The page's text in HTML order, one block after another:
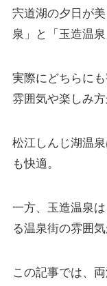
宍道湖の夕日が
泉」と「玉造温
実際にどちらに
雰囲気や楽しみ
松江しんじ湖温
も快適。
一方、玉造温泉
る温泉街の雰囲気
この記事では、